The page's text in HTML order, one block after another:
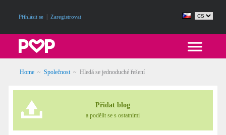
Přihlásit se Zaregistrovat
Home ~ Společnost~ Hledá se jednoduché řešení
Přidat blog
a podělit se s ostatními